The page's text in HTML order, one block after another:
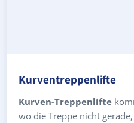
Kurventreppenlifte
Kurven-Treppenlifte
wo die Treppe nicht